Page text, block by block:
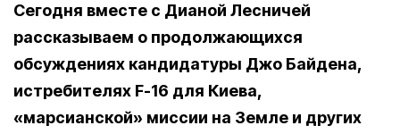
Сегодня вместе с Дианой Лесничей
рассказываем о продолжающихся
обсуждениях кандидатуры Джо Байдена,
истребителях F-16 для Киева,
«марсианской» миссии на Земле и других